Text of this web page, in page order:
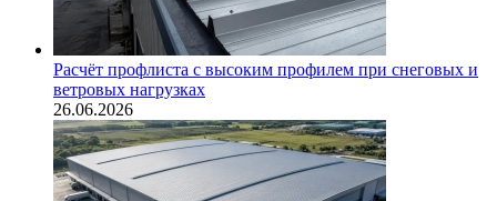
Расчёт профлиста с высоким профилем при снеговых и
ветровых нагрузках
26.06.2026